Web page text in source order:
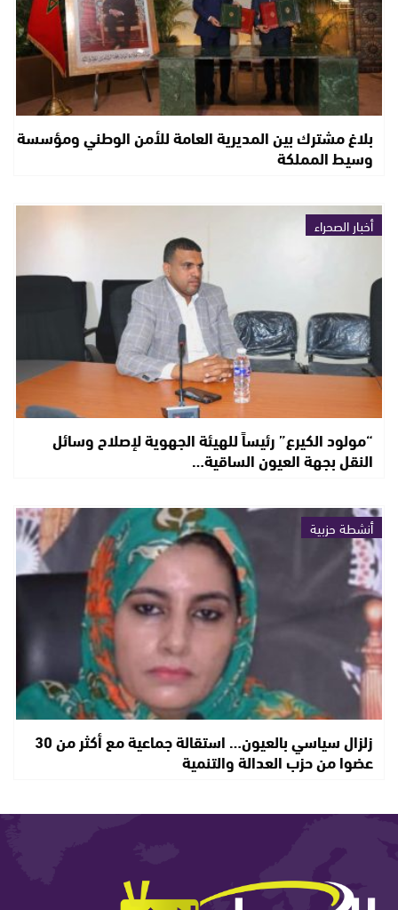
بلاغ مشترك بين المديرية العامة للأمن الوطني ومؤسسة
وسيط المملكة
أخبار الصحراء
“مولود الكيرع” رئيساً للهيئة الجهوية لإصلاح وسائل
النقل بجهة العيون الساقية…
أنشطة حزبية
زلزال سياسي بالعيون… استقالة جماعية مع أكثر من 30
عضوا من حزب العدالة والتنمية